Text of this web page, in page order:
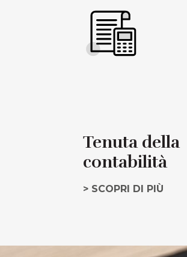
Tenuta della
contabilità
> SCOPRI DI PIÙ